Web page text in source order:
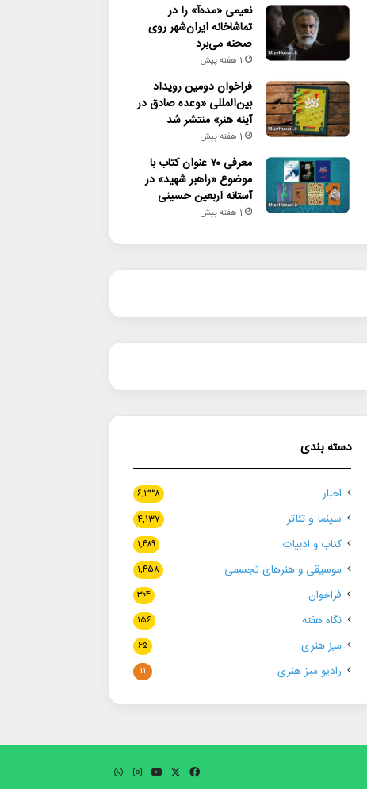
نعیمی «مده‌آ» را در
تماشاخانه ایران‌شهر روی
صحنه می‌برد
1 هفته پیش
فراخوان دومین رویداد
بین‌المللی «وعده صادق در
آینه هنر» منتشر شد
1 هفته پیش
معرفی ۷۰ عنوان کتاب با
موضوع «راهبر شهید» در
آستانه اربعین حسینی
1 هفته پیش
دسته بندی
اخبار ۶,۳۳۸
سینما و تئاتر ۴,۱۳۷
کتاب و ادبیات ۱,۴۸۹
موسیقی و هنرهای تجسمی ۱,۴۵۸
فراخوان ۳۰۴
نگاه هفته ۱۵۶
میز هنری ۶۵
رادیو میز هنری ۱۱
فیسبوکایکس یوتیوباینستاگرام